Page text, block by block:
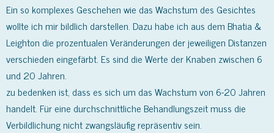
Ein so komplexes Geschehen wie das Wachstum des Gesichtes
wollte ich mir bildlich darstellen. Dazu habe ich aus dem Bhatia &
Leighton die prozentualen Veränderungen der jeweiligen Distanzen
verschieden eingefärbt. Es sind die Werte der Knaben zwischen 6
und 20 Jahren.
zu bedenken ist, dass es sich um das Wachstum von 6-20 Jahren
handelt. Für eine durchschnittliche Behandlungszeit muss die
Verbildlichung nicht zwangsläufig repräsentiv sein.